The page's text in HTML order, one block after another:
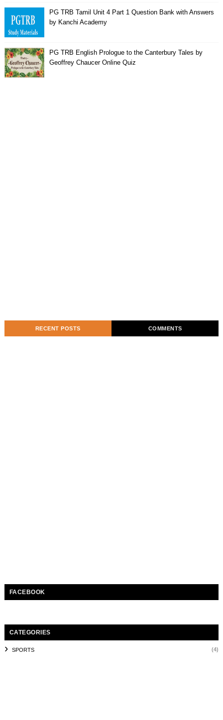
PG TRB Tamil Unit 4 Part 1 Question Bank with Answers
by Kanchi Academy
PG TRB English Prologue to the Canterbury Tales by
Geoffrey Chaucer Online Quiz
RECENT POSTS COMMENTS
FACEBOOK
CATEGORIES
SPORTS (4)